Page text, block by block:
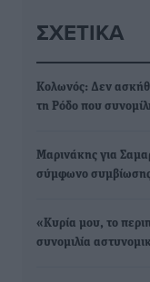
ΣΧΕΤΙΚΆ
Κολωνός: Δεν
τη Ρόδο που
Μαρινάκης για
σύμφωνο
«Κυρία μου, το
συνομιλία